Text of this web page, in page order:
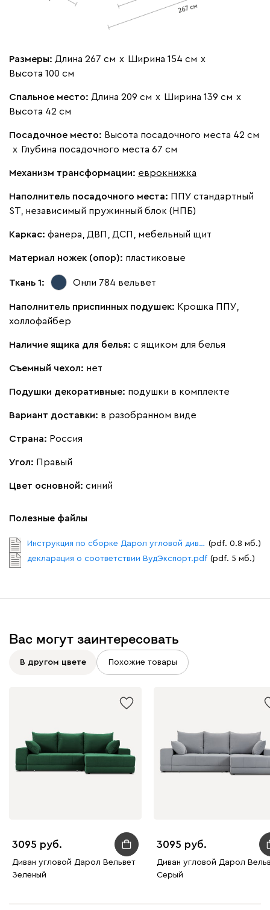
Бежевый Вишневый Голубой Графит
Кларинс 4011
100 130 690 695
Букле
Бежевый Графит Молочный Серый
Дарте 5574
Размеры: Длина 267 см х Ширина 154 см х
Высота 100 см
Спальное место: Длина 209 см х Ширина 139 см х
Высота 42 см
Посадочное место: Высота посадочного места 42 см
х Глубина посадочного места 67 см
Механизм трансформации: еврокнижка
Наполнитель посадочного места: ППУ стандартный
ST, независимый пружинный блок (НПБ)
Каркас: фанера, ДВП, ДСП, мебельный щит
Материал ножек (опор): пластиковые
Ткань 1: Онли 784 вельвет
Наполнитель приспинных подушек: Крошка ППУ,
холлофайбер
Наличие ящика для белья: с ящиком для белья
Съемный чехол: нет
Подушки декоративные: подушки в комплекте
Вариант доставки: в разобранном виде
Страна: Россия
Угол: Правый
Цвет основной: синий
Полезные файлы
Инструкция по сборке Дарол угловой диван.pdf (pdf. 0.8 мб.)
декларация о соответствии ВудЭкспорт.pdf (pdf. 5 мб.)
Вас могут заинтересовать
В другом цвете Похожие товары
3095
Диван угловой Дарол Вельвет
Зеленый
3095
Диван угловой Дарол
Серый